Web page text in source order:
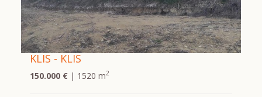
KLIS - KLIS
150.000 €| 1520 m2